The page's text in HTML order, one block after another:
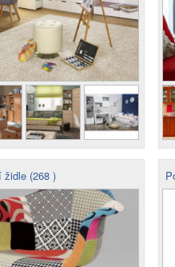
židle (268 )